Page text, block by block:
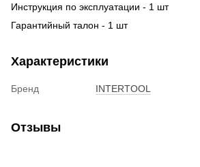
Инструкция по эксплуатации - 1 шт
Гарантийный талон - 1 шт
Характеристики
Бренд INTERTOOL
Отзывы